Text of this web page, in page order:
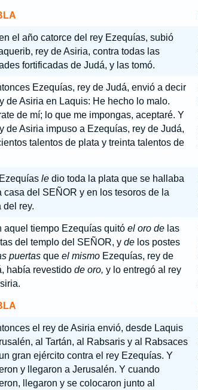
el año catorce del rey Ezequías, subió
rey de Asiria, contra todas las
fortificadas de Judá, y las tomó.
Ezequías, rey de Judá, envió a decir
de Asiria en Laquis: He hecho lo malo.
de mí; lo que me impongas, aceptaré. Y
de Asiria impuso a Ezequías, rey de Judá,
talentos de plata y treinta talentos de
ledio toda la plata que se hallaba
casa del SEÑOR y en los tesoros de la
del rey.
aquel tiempo Ezequías quitó el oro delas
del templo del SEÑOR, y delos postes
puertasque el mismoEzequías, rey de
había revestido de oro, y lo entregó al rey
el rey de Asiria envió, desde Laquis
al Tartán, al Rabsaris y al Rabsaces
gran ejército contra el rey Ezequías. Y
y llegaron a Jerusalén. Y cuando
llegaron y se colocaron junto al